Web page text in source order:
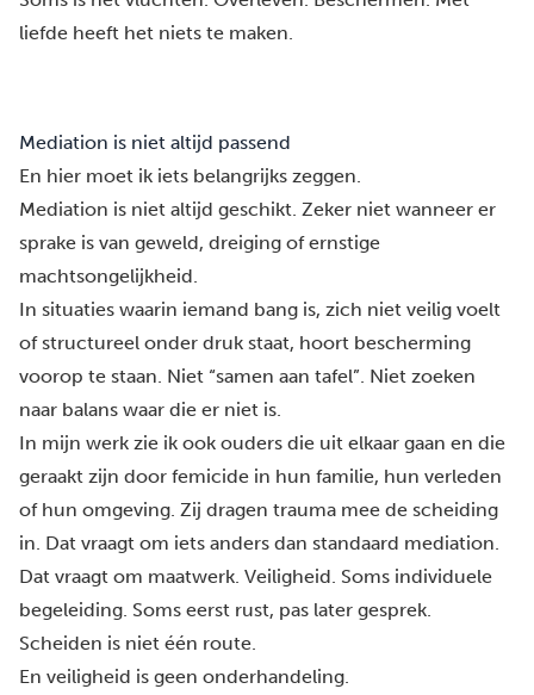
liefde heeft het niets te maken.
Mediation is niet altijd passend
En hier moet ik iets belangrijks zeggen.
Mediation is niet altijd geschikt. Zeker niet wanneer er
sprake is van geweld, dreiging of ernstige
machtsongelijkheid.
In situaties waarin iemand bang is, zich niet veilig voelt
of structureel onder druk staat, hoort bescherming
voorop te staan. Niet “samen aan tafel”. Niet zoeken
naar balans waar die er niet is.
In mijn werk zie ik ook ouders die uit elkaar gaan en die
geraakt zijn door femicide in hun familie, hun verleden
of hun omgeving. Zij dragen trauma mee de scheiding
in. Dat vraagt om iets anders dan standaard mediation.
Dat vraagt om maatwerk. Veiligheid. Soms individuele
begeleiding. Soms eerst rust, pas later gesprek.
Scheiden is niet één route.
En veiligheid is geen onderhandeling.